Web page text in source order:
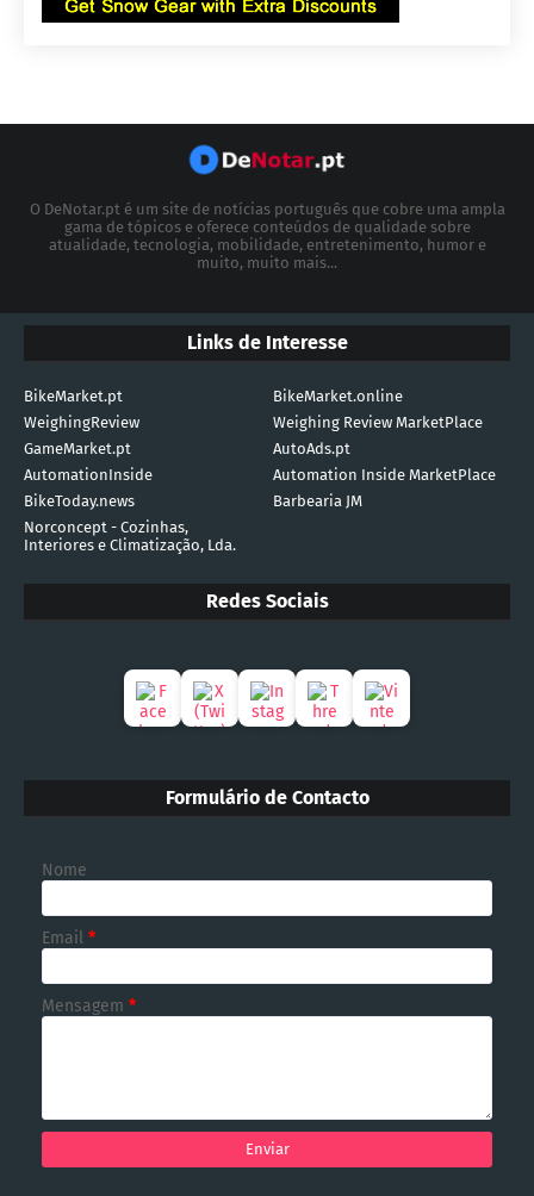
O DeNotar.pt é um site de notícias português que cobre uma ampla
gama de tópicos e oferece conteúdos de qualidade sobre
atualidade, tecnologia, mobilidade, entretenimento, humor e
muito, muito mais...
Links de Interesse
BikeMarket.pt
BikeMarket.online
WeighingReview
Weighing Review MarketPlace
GameMarket.pt
AutoAds.pt
AutomationInside
Automation Inside MarketPlace
BikeToday.news
Barbearia JM
Norconcept - Cozinhas,
Interiores e Climatização, Lda.
Redes Sociais
Formulário de Contacto
Nome
Email *
Mensagem *